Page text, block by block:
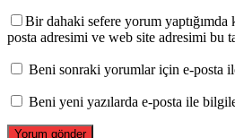
Bir dahaki sefere yorum yaptığımda
posta adresimi ve web site adresimi bu
Beni sonraki yorumlar için e-posta
Beni yeni yazılarda e-posta ile